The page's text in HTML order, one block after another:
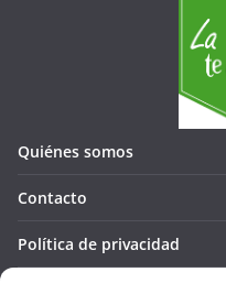
Quiénes somos
Contacto
Política de privacidad